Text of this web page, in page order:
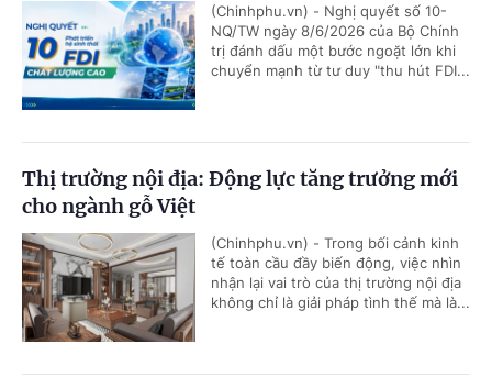
(Chinhphu.vn) - Nghị quyết số 10-
NQ/TW ngày 8/6/2026 của Bộ Chính
trị đánh dấu một bước ngoặt lớn khi
chuyển mạnh từ tư duy "thu hút FDI...
Thị trường nội địa: Động lực tăng trưởng mới
cho ngành gỗ Việt
(Chinhphu.vn) - Trong bối cảnh kinh
tế toàn cầu đầy biến động, việc nhìn
nhận lại vai trò của thị trường nội địa
không chỉ là giải pháp tình thế mà là...